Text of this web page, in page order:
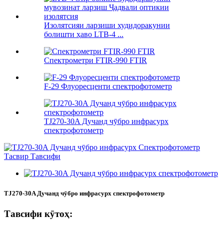
Изолятсияи ларзиши худидоракунии
болишти ҳаво LTB-4 ...
Спектрометри FTIR-990 FTIR
F-29 Флуоресценти спектрофотометр
TJ270-30A Дучанд чӯбро инфрасурх
спектрофотометр
TJ270-30A Дучанд чӯбро инфрасурх спектрофотометр
Тавсифи кӯтоҳ: